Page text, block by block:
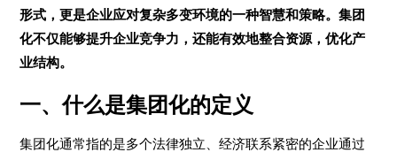
形式，更是企业应对复杂多变环境的一种智慧和策略。集团
化不仅能够提升企业竞争力，还能有效地整合资源，优化产
业结构。
一、什么是集团化的定义
集团化通常指的是多个法律独立、经济联系紧密的企业通过